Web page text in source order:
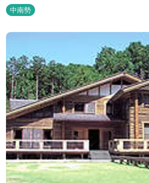
す。 紀勢自動車道「大宮大台Ic」から車で約
今年の営業は１２月１４日（日）までです！
中南勢